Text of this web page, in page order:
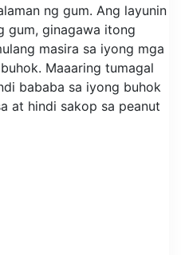
ng gum. Ang layunin
gum, ginagawa itong
masira sa iyong mga
Maaaring tumagal
bababa sa iyong buhok
at hindi sakop sa peanut